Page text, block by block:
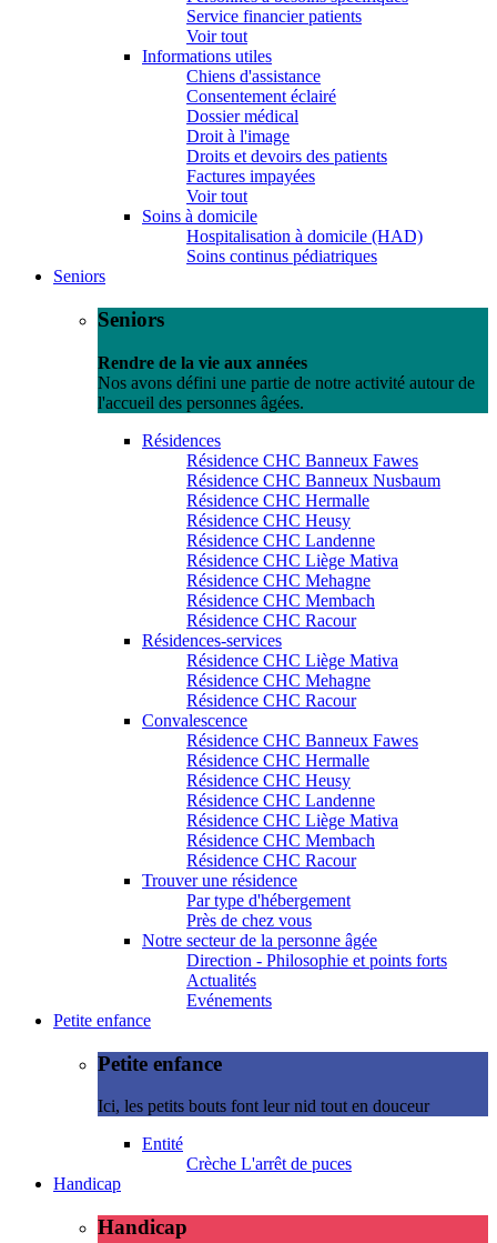
Service financier patients
Voir tout
Informations utiles
Chiens d'assistance
Consentement éclairé
Dossier médical
Droit à l'image
Droits et devoirs des patients
Factures impayées
Voir tout
Soins à domicile
Hospitalisation à domicile (HAD)
Soins continus pédiatriques
Seniors
Seniors
Rendre de la vie aux années
Nos avons défini une partie de notre activité autour de
l'accueil des personnes âgées.
Résidences
Résidence CHC Banneux Fawes
Résidence CHC Banneux Nusbaum
Résidence CHC Hermalle
Résidence CHC Heusy
Résidence CHC Landenne
Résidence CHC Liège Mativa
Résidence CHC Mehagne
Résidence CHC Membach
Résidence CHC Racour
Résidences-services
Résidence CHC Liège Mativa
Résidence CHC Mehagne
Résidence CHC Racour
Convalescence
Résidence CHC Banneux Fawes
Résidence CHC Hermalle
Résidence CHC Heusy
Résidence CHC Landenne
Résidence CHC Liège Mativa
Résidence CHC Membach
Résidence CHC Racour
Trouver une résidence
Par type d'hébergement
Près de chez vous
Notre secteur de la personne âgée
Direction - Philosophie et points forts
Actualités
Evénements
Petite enfance
Petite enfance
Ici, les petits bouts font leur nid tout en douceur
Entité
Crèche L'arrêt de puces
Handicap
Handicap